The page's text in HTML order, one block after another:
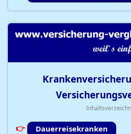
Dauerreisekranken